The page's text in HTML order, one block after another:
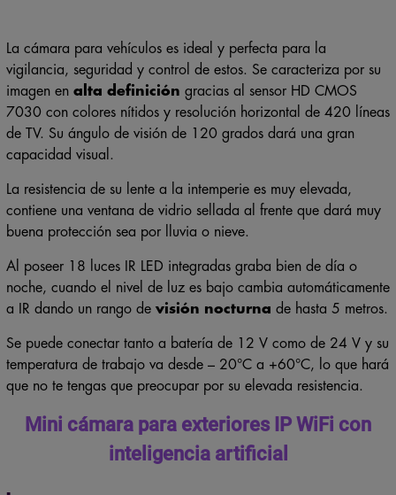
La cámara para vehículos es ideal y perfecta para la
vigilancia, seguridad y control de estos. Se caracteriza por su
imagen en alta definición gracias al sensor HD CMOS
7030 con colores nítidos y resolución horizontal de 420 líneas
de TV. Su ángulo de visión de 120 grados dará una gran
capacidad visual.
La resistencia de su lente a la intemperie es muy elevada,
contiene una ventana de vidrio sellada al frente que dará muy
buena protección sea por lluvia o nieve.
Al poseer 18 luces IR LED integradas graba bien de día o
noche, cuando el nivel de luz es bajo cambia automáticamente
a IR dando un rango de visión nocturna de hasta 5 metros.
Se puede conectar tanto a batería de 12 V como de 24 V y su
temperatura de trabajo va desde – 20°C a +60°C, lo que hará
que no te tengas que preocupar por su elevada resistencia.
Mini cámara para exteriores IP WiFi con
inteligencia artificial